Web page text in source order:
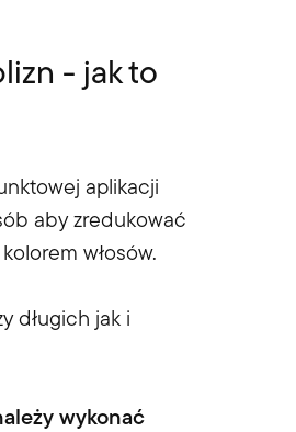
- jak to
aplikacji
aby zredukować
włosów.
długich jak i
wykonać